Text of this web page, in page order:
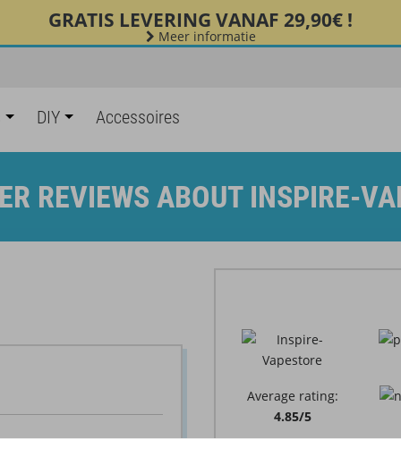
GRATIS LEVERING VANAF 29,90€ !
Meer informatie
DIY Accessoires
REVIEWS ABOUT INSPIRE-
Average rating:
4.85/5